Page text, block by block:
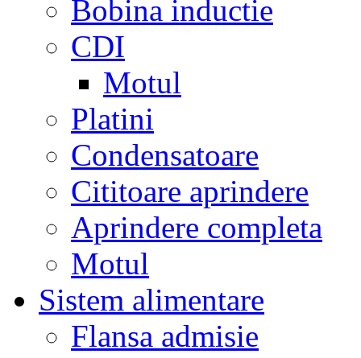
Bobina inductie
CDI
Motul
Platini
Condensatoare
Cititoare aprindere
Aprindere completa
Motul
Sistem alimentare
Flansa admisie